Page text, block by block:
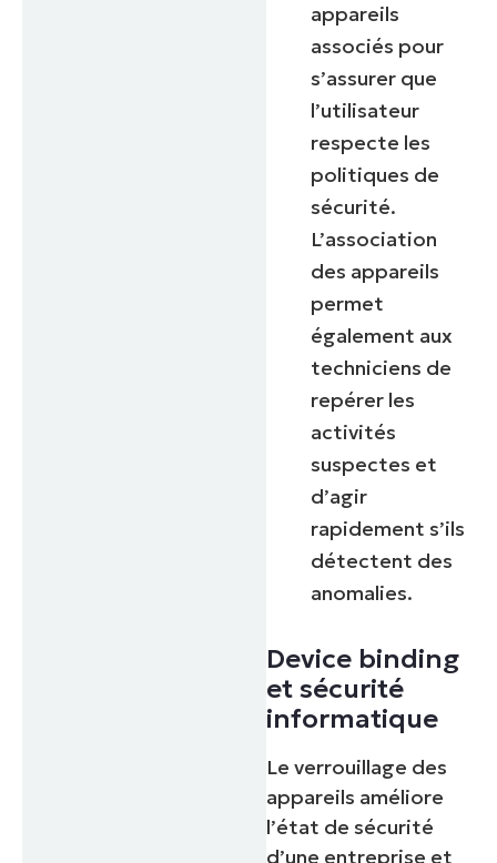
appareils
associés pour
s’assurer que
l’utilisateur
respecte les
politiques de
sécurité.
L’association
des appareils
permet
également aux
techniciens de
repérer les
activités
suspectes et
d’agir
rapidement s’ils
détectent des
anomalies.
Device binding
et sécurité
informatique
Le verrouillage des
appareils améliore
l’état de sécurité
d’une entreprise et